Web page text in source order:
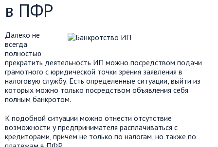
в ПФР
Далеко не
всегда
полностью
прекратить деятельность ИП можно посредством подачи
грамотного с юридической точки зрения заявления в
налоговую службу. Есть определенные ситуации, выйти из
которых можно только посредством объявления себя
полным банкротом.
К подобной ситуации можно отнести отсутствие
возможности у предпринимателя расплачиваться с
кредиторами, причем не только по налогам, но также по